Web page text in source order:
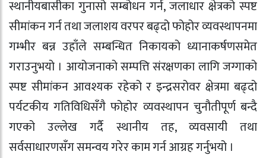
स्थानीयबासीका गुनासो सम्बोधन गर्न, जलाधार क्षेत्रको स्पष्ट
सीमांकन गर्न तथा जलाशय वरपर बढ्दो फोहोर व्यवस्थापनमा
गम्भीर बन्न उहाँले सम्बन्धित निकायको ध्यानाकर्षणसमेत
गराउनुभयो । आयोजनाको सम्पत्ति संरक्षणका लागि जग्गाको
स्पष्ट सीमांकन आवश्यक रहेको र इन्द्रसरोवर क्षेत्रमा बढ्दो
पर्यटकीय गतिविधिसँगै फोहोर व्यवस्थापन चुनौतीपूर्ण बन्दै
गएको उल्लेख गर्दै स्थानीय तह, व्यवसायी तथा
सर्वसाधारणसँग समन्वय गरेर काम गर्न आग्रह गर्नुभयो ।